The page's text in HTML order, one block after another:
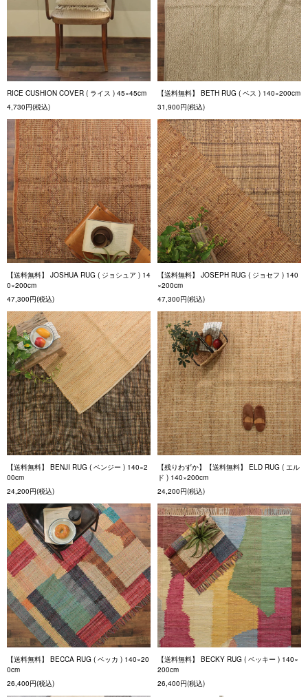
RICE CUSHION COVER ( ライス ) 45×45cm
4,730円(税込)
【送料無料】 BETH RUG ( ベス ) 140×200cm
31,900円(税込)
【送料無料】 JOSHUA RUG ( ジョシュア ) 14
0×200cm
47,300円(税込)
【送料無料】 JOSEPH RUG ( ジョセフ ) 140
×200cm
47,300円(税込)
【送料無料】 BENJI RUG ( ベンジー ) 140×2
00cm
24,200円(税込)
【残りわずか】【送料無料】 ELD RUG ( エル
ド ) 140×200cm
24,200円(税込)
【送料無料】 BECCA RUG ( ベッカ ) 140×20
0cm
26,400円(税込)
【送料無料】 BECKY RUG ( ベッキー ) 140×
200cm
26,400円(税込)